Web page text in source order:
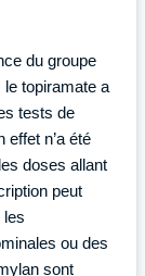
du groupe
le topiramate a
tests de
n’a été
doses allant
peut
les
ou des
sont